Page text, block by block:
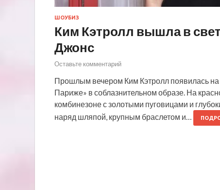
ШОУБИЗ
Ким Кэтролл вышла в
Джонс
Оставьте комментарий
Прошлым вечером Ким Кэтролл появилась на
Париже» в соблазнительном образе. На
комбинезоне с золотыми пуговицами и
наряд шляпой, крупным браслетом и…